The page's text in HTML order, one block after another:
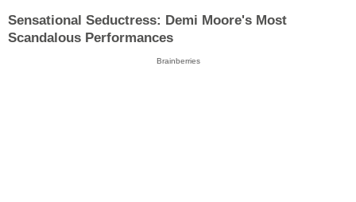
Sensational Seductress: Demi Moore's Most
Scandalous Performances
Brainberries